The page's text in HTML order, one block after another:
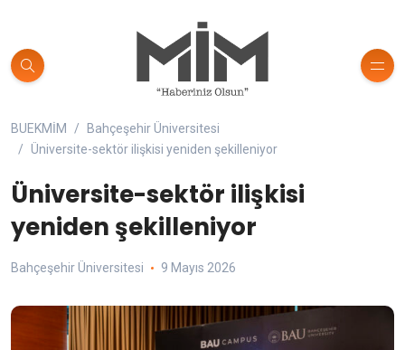
BUEKMİM
Bahçeşehir Üniversitesi
Üniversite-sektör ilişkisi yeniden şekilleniyor
Üniversite-sektör ilişkisi
yeniden şekilleniyor
Bahçeşehir Üniversitesi 9 Mayıs 2026